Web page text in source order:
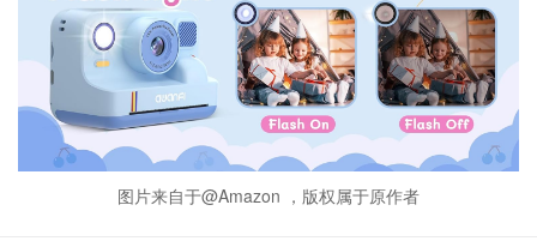
图片来自于@Amazon ，版权属于原作者